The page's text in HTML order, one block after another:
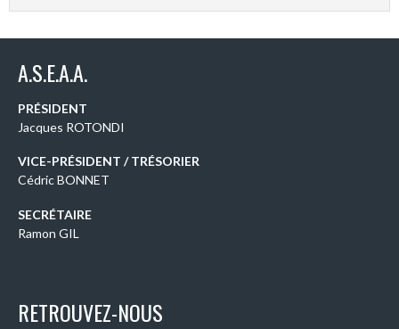
A.S.E.A.A.
PRÉSIDENT
Jacques ROTONDI
VICE-PRÉSIDENT / TRÉSORIER
Cédric BONNET
SECRÉTAIRE
Ramon GIL
RETROUVEZ-NOUS